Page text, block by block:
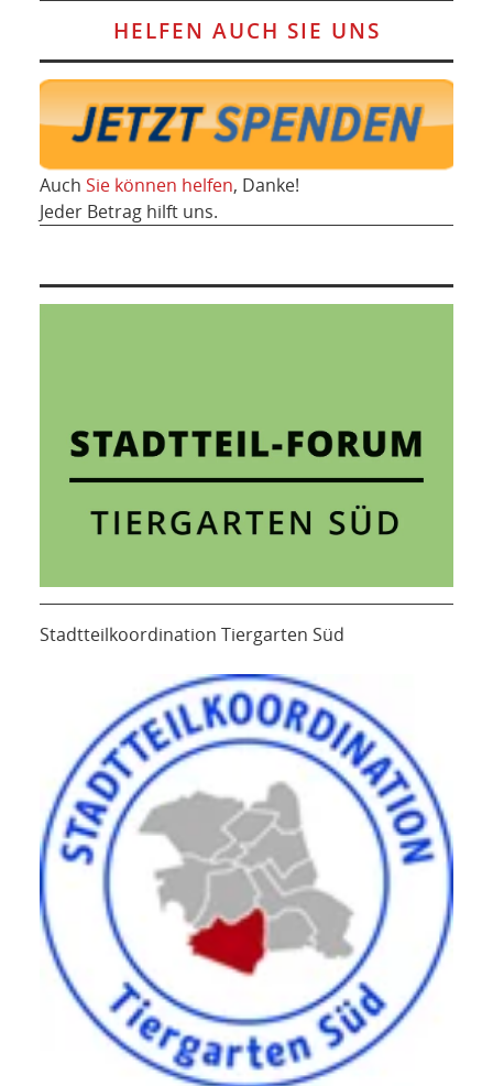
HELFEN AUCH SIE UNS
Auch Sie können helfen, Danke!
Jeder Betrag hilft uns.
Stadtteilkoordination Tiergarten Süd